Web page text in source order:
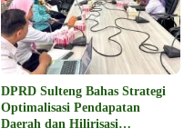
DPRD Sulteng Bahas Strategi
Optimalisasi Pendapatan
Daerah dan Hilirisasi